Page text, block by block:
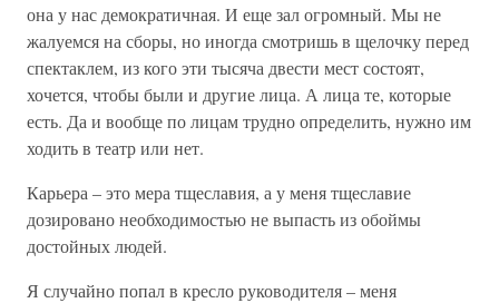
она у нас демократичная. И еще зал огромный. Мы не
жалуемся на сборы, но иногда смотришь в щелочку перед
спектаклем, из кого эти тысяча двести мест состоят,
хочется, чтобы были и другие лица. А лица те, которые
есть. Да и вообще по лицам трудно определить, нужно им
ходить в театр или нет.
Карьера – это мера тщеславия, а у меня тщеславие
дозировано необходимостью не выпасть из обоймы
достойных людей.
Я случайно попал в кресло руководителя – меня